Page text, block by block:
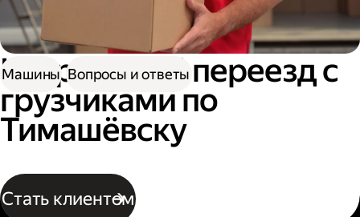
Квартирный переезд с
грузчиками по
Тимашёвску
Стать клиентом
Машины Вопросы и ответы